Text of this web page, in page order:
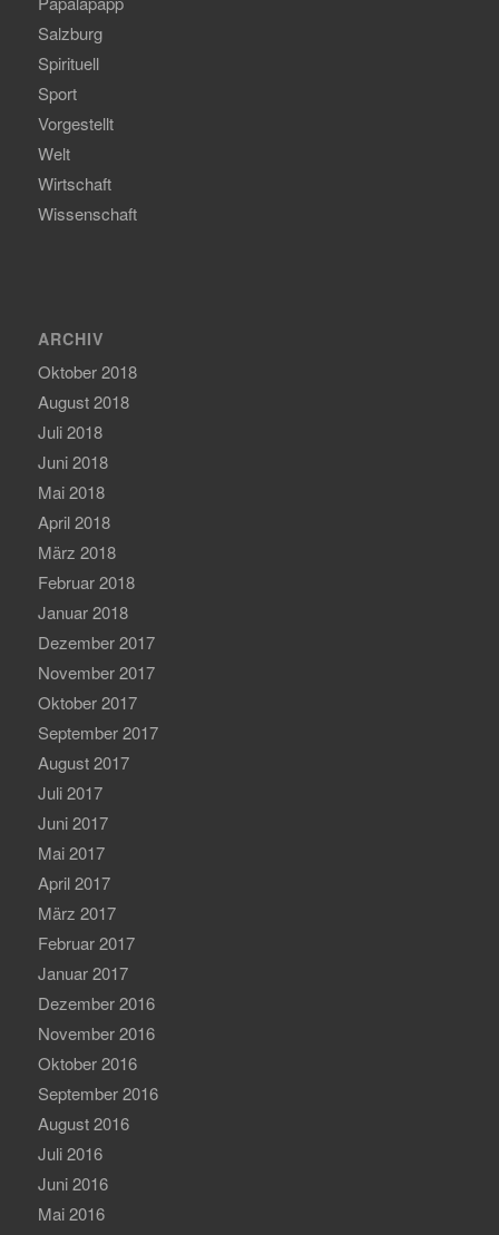
Salzburg
Spirituell
Sport
Vorgestellt
Welt
Wirtschaft
Wissenschaft
ARCHIV
Oktober 2018
August 2018
Juli 2018
Juni 2018
Mai 2018
April 2018
März 2018
Februar 2018
Januar 2018
Dezember 2017
November 2017
Oktober 2017
September 2017
August 2017
Juli 2017
Juni 2017
Mai 2017
April 2017
März 2017
Februar 2017
Januar 2017
Dezember 2016
November 2016
Oktober 2016
September 2016
August 2016
Juli 2016
Juni 2016
Mai 2016